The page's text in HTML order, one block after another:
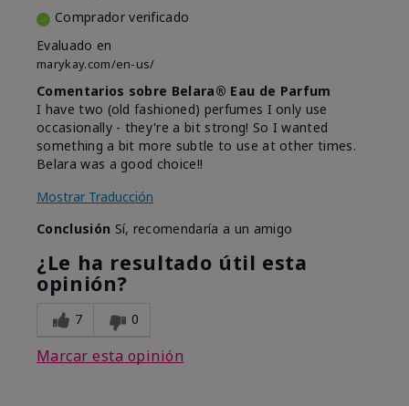
Comprador verificado
Evaluado en
marykay.com/en-us/
Comentarios sobre Belara® Eau de Parfum
I have two (old fashioned) perfumes I only use
occasionally - they're a bit strong! So I wanted
something a bit more subtle to use at other times.
Belara was a good choice!!
Mostrar Traducción
Conclusión Sí, recomendaría a un amigo
¿Le ha resultado útil esta
opinión?
7 0
Marcar esta opinión